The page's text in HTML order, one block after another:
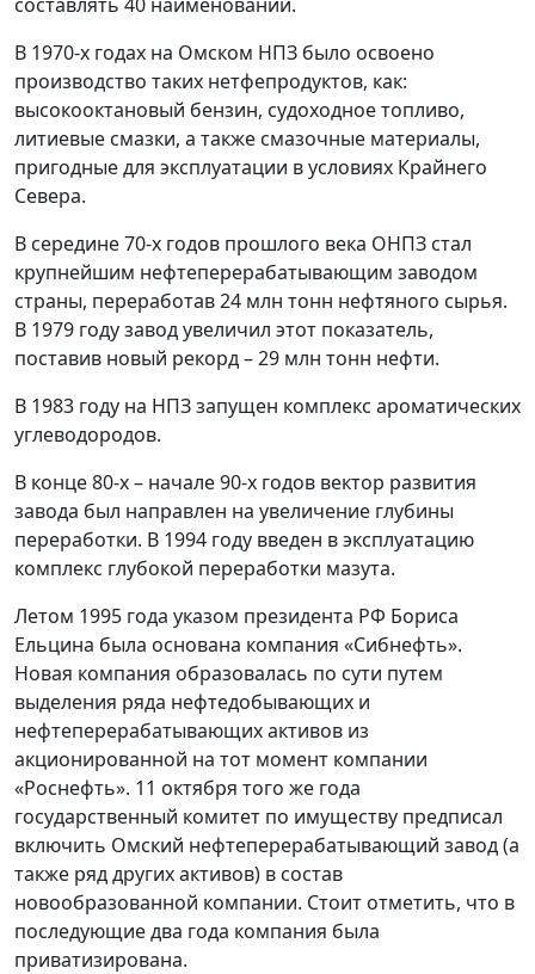
В 1970-х годах на Омском НПЗ было освоено
производство таких нетфепродуктов, как:
высокооктановый бензин, судоходное топливо,
литиевые смазки, а также смазочные материалы,
пригодные для эксплуатации в условиях Крайнего
Севера.
В середине 70-х годов прошлого века ОНПЗ стал
крупнейшим нефтеперерабатывающим заводом
страны, переработав 24 млн тонн нефтяного сырья.
В 1979 году завод увеличил этот показатель,
поставив новый рекорд – 29 млн тонн нефти.
В 1983 году на НПЗ запущен комплекс ароматических
углеводородов.
В конце 80-х – начале 90-х годов вектор развития
завода был направлен на увеличение глубины
переработки. В 1994 году введен в эксплуатацию
комплекс глубокой переработки мазута.
Летом 1995 года указом президента РФ Бориса
Ельцина была основана компания «Сибнефть».
Новая компания образовалась по сути путем
выделения ряда нефтедобывающих и
нефтеперерабатывающих активов из
акционированной на тот момент компании
«Роснефть». 11 октября того же года
государственный комитет по имуществу предписал
включить Омский нефтеперерабатывающий завод (а
также ряд других активов) в состав
новообразованной компании. Стоит отметить, что в
последующие два года компания была
приватизирована.